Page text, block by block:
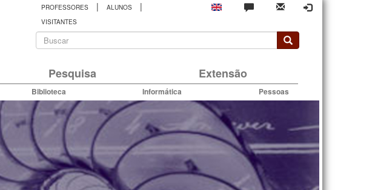
PROFESSORES | ALUNOS |
VISITANTES
Formulário
busca
Pesquisa Extensão
Biblioteca Informática Pessoas